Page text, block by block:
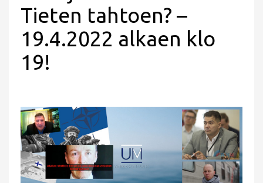
Tieten tahtoen? –
19.4.2022 alkaen klo
19!